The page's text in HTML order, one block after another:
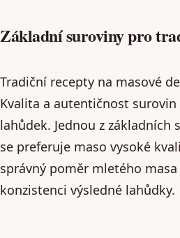
Základní suroviny pro
Tradiční recepty na masové
Kvalita a autentičnost
lahůdek. Jednou z
se preferuje maso vysoké
správný poměr mletého
konzistenci výsledné lahůdky.